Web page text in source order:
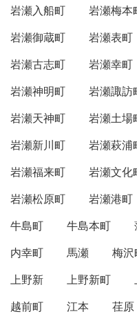
岩瀬入船町
岩瀬梅本
岩瀬御蔵町
岩瀬表町
岩瀬古志町
岩瀬幸町
岩瀬神明町
岩瀬諏訪
岩瀬天神町
岩瀬土場
岩瀬新川町
岩瀬萩浦
岩瀬福来町
岩瀬文化
岩瀬松原町
岩瀬港町
牛島町
牛島本町
内幸町
馬瀬 梅沢
上野新
上野新町
越前町
江本 荏原